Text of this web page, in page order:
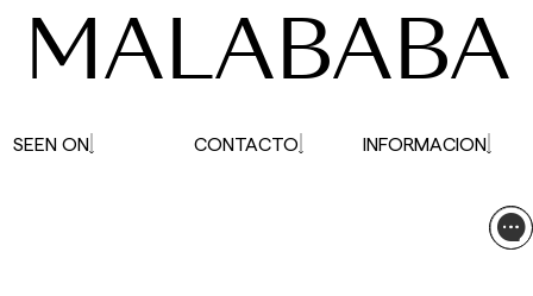
MALABABA
SEEN ON CONTACTO INFORMACION